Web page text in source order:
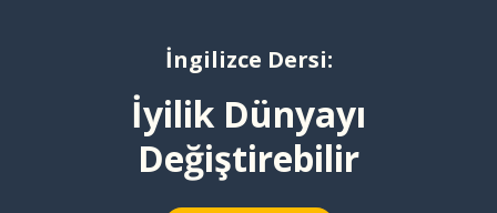
İngilizce Dersi:
İyilik Dünyayı
Değiştirebilir